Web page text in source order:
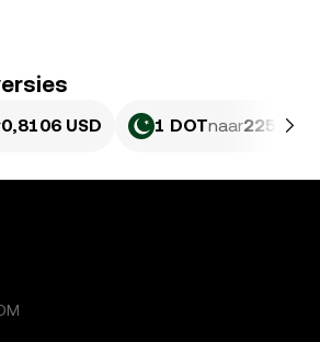
0,8106 USD 1 DOTnaar225,16